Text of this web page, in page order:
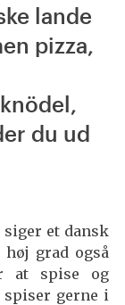
lande
pizza,
du ud
siger et dansk
grad også
at spise og
spiser gerne i